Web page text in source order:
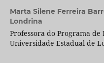
Marta Silene Ferreira
Londrina
Professora do Programa de
Universidade Estadual de